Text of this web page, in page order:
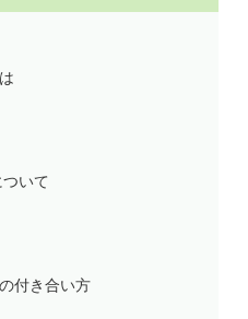
いて
付き合い方